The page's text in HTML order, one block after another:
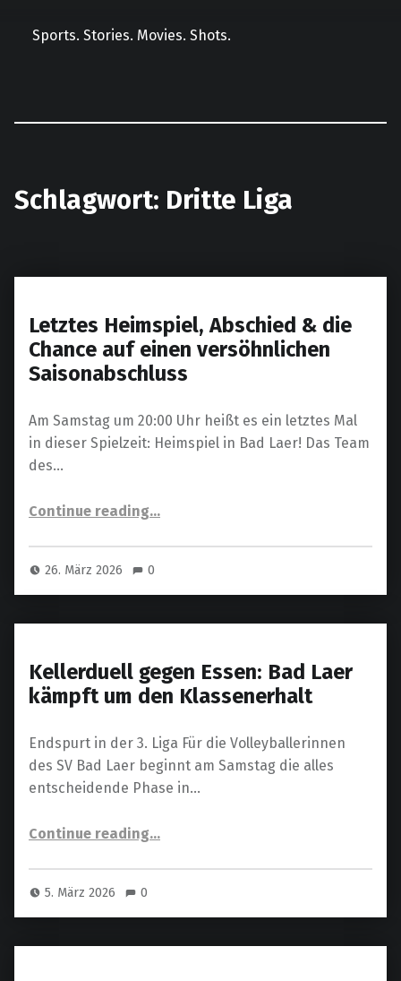
Sports. Stories. Movies. Shots.
Schlagwort: Dritte Liga
Letztes Heimspiel, Abschied & die
Chance auf einen versöhnlichen
Saisonabschluss
Am Samstag um 20:00 Uhr heißt es ein letztes Mal
in dieser Spielzeit: Heimspiel in Bad Laer! Das Team
des…
Continue reading“Letztes Heimspiel, Abschied & die Chance auf einen versöhnlichen Saisonabschluss”
…
26. März 2026 0
Kellerduell gegen Essen: Bad Laer
kämpft um den Klassenerhalt
Endspurt in der 3. Liga Für die Volleyballerinnen
des SV Bad Laer beginnt am Samstag die alles
entscheidende Phase in…
Continue reading“Kellerduell gegen Essen: Bad Laer kämpft um den Klassenerhalt”
…
5. März 2026 0